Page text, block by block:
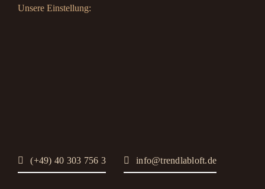
Unsere Einstellung:
(+49) 40 303 756 3 info@trendlabloft.de